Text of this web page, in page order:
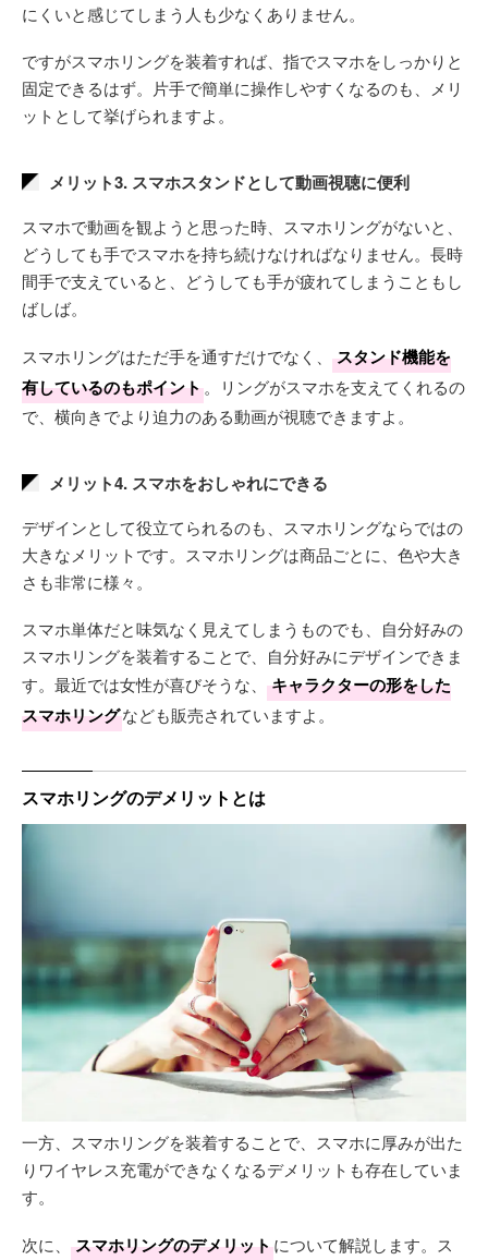
にくいと感じてしまう人も少なくありません。
ですがスマホリングを装着すれば、指でスマホをしっかりと
固定できるはず。片手で簡単に操作しやすくなるのも、メリ
ットとして挙げられますよ。
メリット3. スマホスタンドとして動画視聴に便利
スマホで動画を観ようと思った時、スマホリングがないと、
どうしても手でスマホを持ち続けなければなりません。長時
間手で支えていると、どうしても手が疲れてしまうこともし
ばしば。
スマホリングはただ手を通すだけでなく、
スタンド機能を
有しているのもポイント。リングがスマホを支えてくれるの
で、横向きでより迫力のある動画が視聴できますよ。
メリット4. スマホをおしゃれにできる
デザインとして役立てられるのも、スマホリングならではの
大きなメリットです。スマホリングは商品ごとに、色や大き
さも非常に様々。
スマホ単体だと味気なく見えてしまうものでも、自分好みの
スマホリングを装着することで、自分好みにデザインできま
す。最近では女性が喜びそうな、
キャラクターの形をした
スマホリングなども販売されていますよ。
スマホリングのデメリットとは
一方、スマホリングを装着することで、スマホに厚みが出た
りワイヤレス充電ができなくなるデメリットも存在していま
す。
次に、 スマホリングのデメリットについて解説します。ス